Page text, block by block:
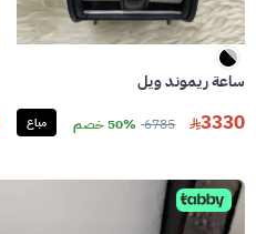
ساعة ريموند ويل
3330
6785 50% خصم مباع